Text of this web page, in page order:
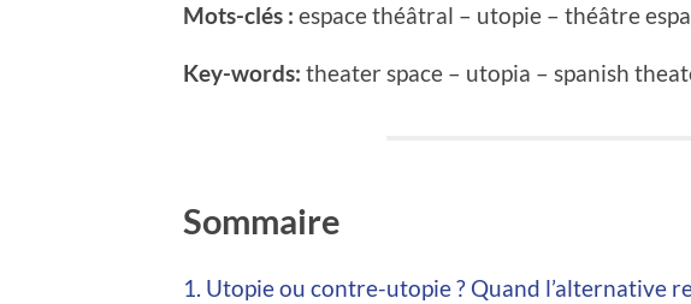
Mots-clés : espace théâtral – utopie – théâtre
Key-words: theater space – utopia – spanish
Sommaire
1. Utopie ou contre-utopie ? Quand l’alternative